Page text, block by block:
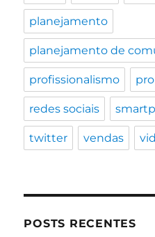
planejamento
planejamento de
profissionalismo
redes sociais
twitter vendas
POSTS RECENTES